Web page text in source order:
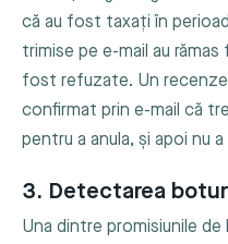
că au fost taxați în
trimise pe e-mail au rămas
fost refuzate. Un
confirmat prin e-mail că
pentru a anula, și apoi nu a
3. Detectarea
Una dintre promisiunile